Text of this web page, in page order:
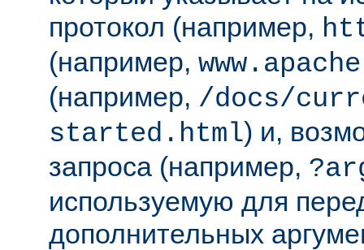
протокол (например,
(например,
(например, /docs/
started.html) и,
запроса (например,
используемую для
дополнительных